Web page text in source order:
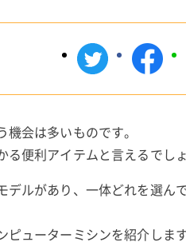
会は多いものです。
便利アイテムと言えるでしょ
ルがあり、一体どれを選ん
ューターミシンを紹介します